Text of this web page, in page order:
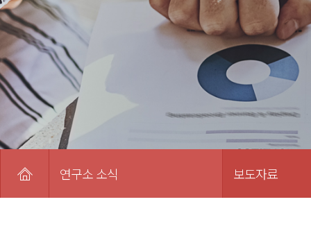
연구소 소식 보도자료